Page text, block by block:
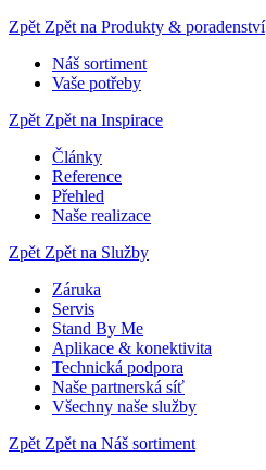
Zpět Zpět na Produkty & poradenství
Náš sortiment
Vaše potřeby
Zpět Zpět na Inspirace
Články
Reference
Přehled
Naše realizace
Zpět Zpět na Služby
Záruka
Servis
Stand By Me
Aplikace & konektivita
Technická podpora
Naše partnerská síť
Všechny naše služby
Zpět Zpět na Náš sortiment